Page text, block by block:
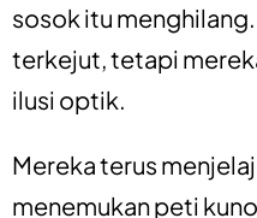
sosok itu
terkejut, tetapi
ilusi optik.
Mereka terus
menemukan peti